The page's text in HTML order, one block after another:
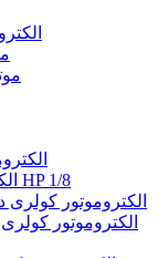
الکتروموتور کولری تیپ HP 1/8
الکتروموتور
الکتروموتور